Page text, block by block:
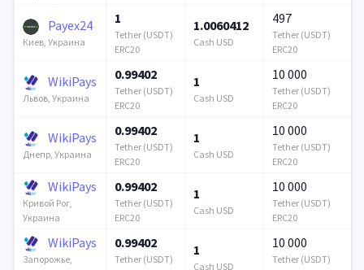
Payex24
Киев, Украина
1
Tether (USDT)
ERC20
1.0060412
Cash USD
497
Tether (USDT)
ERC20
WikiPays
Львов, Украина
0.99402
Tether (USDT)
ERC20
1
Cash USD
10 000
Tether (USDT)
ERC20
WikiPays
Днепр, Украина
0.99402
Tether (USDT)
ERC20
1
Cash USD
10 000
Tether (USDT)
ERC20
WikiPays
Кривой Рог,
Украина
0.99402
Tether (USDT)
ERC20
1
Cash USD
10 000
Tether (USDT)
ERC20
WikiPays
Запорожье,
0.99402
Tether (USDT)
1
Cash USD
10 000
Tether (USDT)